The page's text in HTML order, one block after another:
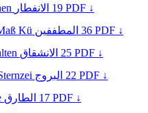
الانفطار 19 PDF ↓
Kü المطففين 36 PDF ↓
الانشقاق 25 PDF ↓
البروج 22 PDF ↓
الطارق 17 PDF ↓